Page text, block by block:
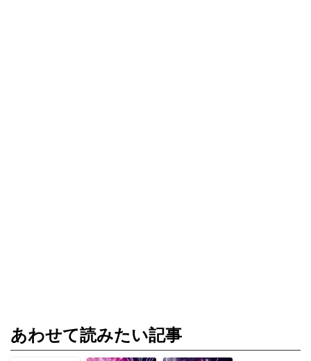
あわせて読みたい記事